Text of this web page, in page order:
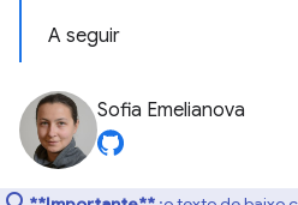
A seguir
Sofia Emelianova